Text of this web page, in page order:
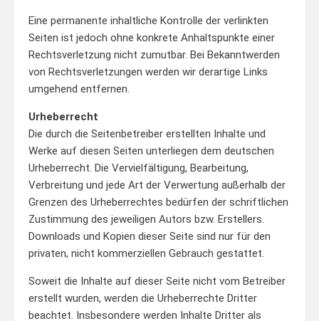
Eine permanente inhaltliche Kontrolle der verlinkten
Seiten ist jedoch ohne konkrete Anhaltspunkte einer
Rechtsverletzung nicht zumutbar. Bei Bekanntwerden
von Rechtsverletzungen werden wir derartige Links
umgehend entfernen.
Urheberrecht
Die durch die Seitenbetreiber erstellten Inhalte und
Werke auf diesen Seiten unterliegen dem deutschen
Urheberrecht. Die Vervielfältigung, Bearbeitung,
Verbreitung und jede Art der Verwertung außerhalb der
Grenzen des Urheberrechtes bedürfen der schriftlichen
Zustimmung des jeweiligen Autors bzw. Erstellers.
Downloads und Kopien dieser Seite sind nur für den
privaten, nicht kommerziellen Gebrauch gestattet.
Soweit die Inhalte auf dieser Seite nicht vom Betreiber
erstellt wurden, werden die Urheberrechte Dritter
beachtet. Insbesondere werden Inhalte Dritter als